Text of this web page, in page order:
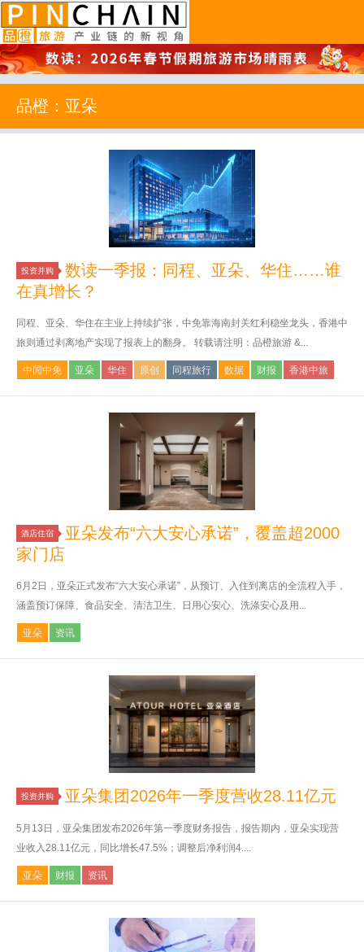
品橙旅游
品橙：亚朵
投资并购
数读一季报：同程、亚朵、华住……谁
在真增长？
同程、亚朵、华住在主业上持续扩张，中免靠海南封关红利稳坐龙头，香港中
旅则通过剥离地产实现了报表上的翻身。 转载请注明：品橙旅游 &...
中国中免 亚朵 华住 原创 同程旅行 数据 财报 香港中旅
酒店住宿
亚朵发布“六大安心承诺”，覆盖超2000
家门店
6月2日，亚朵正式发布“六大安心承诺”，从预订、入住到离店的全流程入手，
涵盖预订保障、食品安全、清洁卫生、日用心安心、洗涤安心及用...
亚朵 资讯
投资并购 亚朵集团2026年一季度营收28.11亿元
5月13日，亚朵集团发布2026年第一季度财务报告，报告期内，亚朵实现营
业收入28.11亿元，同比增长47.5%；调整后净利润4....
亚朵 财报 资讯